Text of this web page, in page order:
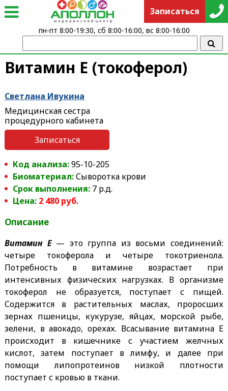
Витамин Е (токоферол)
Светлана Ивукина
Медицинская сестра
процедурного кабинета
Записаться
Код анализа:95-10-205
Биоматериал:Сыворотка крови
Срок выполнения:7 р.д.
Цена: 2 480 руб.
Описание
Витамин Е— это группа из восьми соединений:
четыре токоферола и четыре токотриенола.
Потребность в витамине возрастает при
интенсивных физических нагрузках. В организме
токоферол не образуется, поступает с пищей.
Содержится в растительных маслах, проросших
зернах пшеницы, кукурузе, яйцах, морской рыбе,
зелени, в авокадо, орехах. Всасывание витамина Е
происходит в кишечнике с участием желчных
кислот, затем поступает в лимфу, и далее при
помощи липопротеинов низкой плотности
поступает с кровью в ткани.
Записаться
пн-пт 8:00-19:30, сб 8:00-16:00, вс 8:00-16:00